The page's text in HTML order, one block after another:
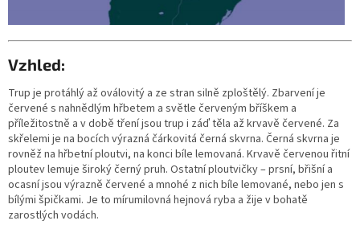
Vzhled:
Trup je protáhlý až oválovitý a ze stran silně zploštělý. Zbarvení je
červené s nahnědlým hřbetem a světle červeným bříškem a
příležitostně a v době tření jsou trup i záď těla až krvavě červené. Za
skřelemi je na bocích výrazná čárkovitá černá skvrna. Černá skvrna je
rovněž na hřbetní ploutvi, na konci bíle lemovaná. Krvavě červenou řitní
ploutev lemuje široký černý pruh. Ostatní ploutvičky – prsní, břišní a
ocasní jsou výrazně červené a mnohé z nich bíle lemované, nebo jen s
bílými špičkami. Je to mírumilovná hejnová ryba a žije v bohatě
zarostlých vodách.